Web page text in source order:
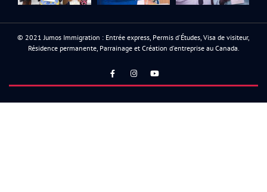
© 2021 Jumos Immigration : Entrée express, Permis d'Études, Visa de visiteur,
Résidence permanente, Parrainage et Création d'entreprise au Canada.